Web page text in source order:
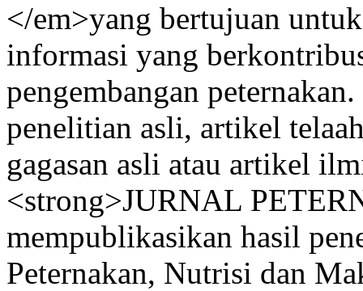
</em>yang bertujuan
informasi yang
pengembangan
penelitian asli, artikel
gagasan asli atau artikel
<strong>JURNAL
mempublikasikan hasil
Peternakan, Nutrisi dan